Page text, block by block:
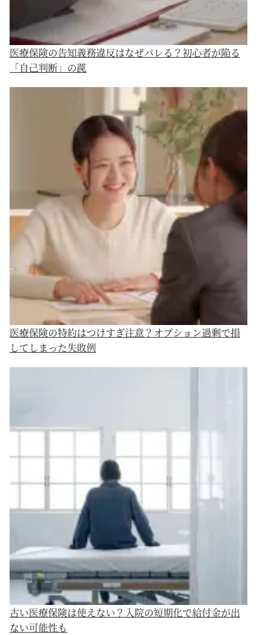
医療保険の告知義務違反はなぜバレる？初心者が陥る
「自己判断」の罠
医療保険の特約はつけすぎ注意？オプション過剰で損
してしまった失敗例
古い医療保険は使えない？入院の短期化で給付金が出
ない可能性も